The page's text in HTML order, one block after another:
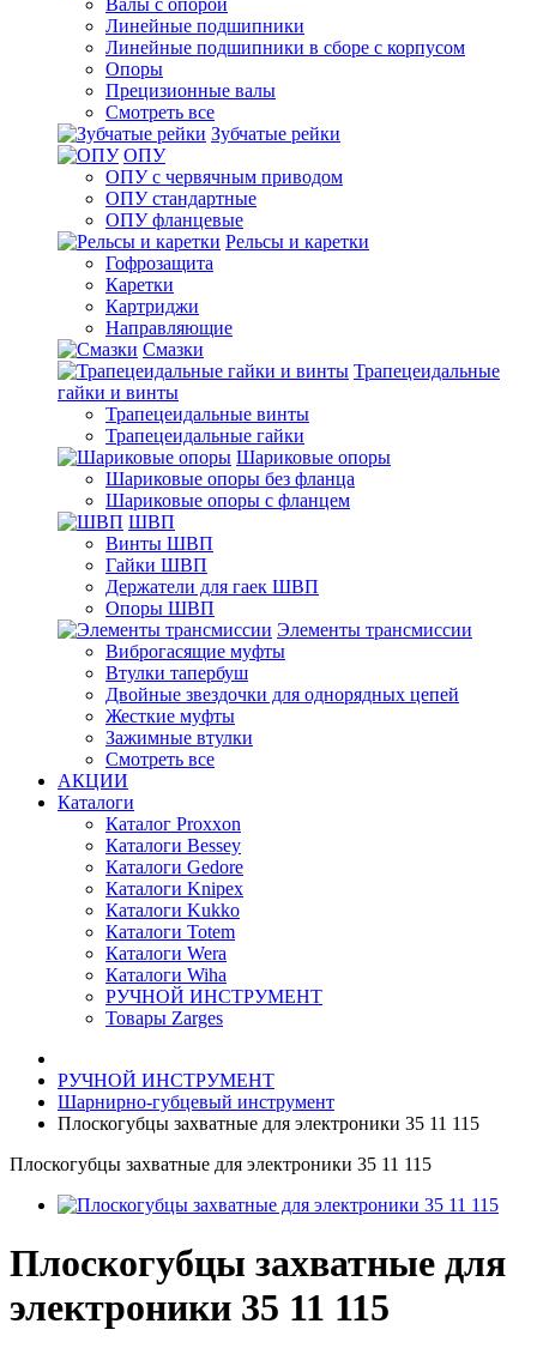
Валы с опорой
Линейные подшипники
Линейные подшипники в сборе с корпусом
Опоры
Прецизионные валы
Смотреть все
Зубчатые рейки
ОПУ
ОПУ с червячным приводом
ОПУ стандартные
ОПУ фланцевые
Рельсы и каретки
Гофрозащита
Каретки
Картриджи
Направляющие
Смазки
Трапецеидальные
гайки и винты
Трапецеидальные винты
Трапецеидальные гайки
Шариковые опоры
Шариковые опоры без фланца
Шариковые опоры с фланцем
ШВП
Винты ШВП
Гайки ШВП
Держатели для гаек ШВП
Опоры ШВП
Элементы трансмиссии
Виброгасящие муфты
Втулки тапербуш
Двойные звездочки для однорядных цепей
Жесткие муфты
Зажимные втулки
Смотреть все
АКЦИИ
Каталоги
Каталог Proxxon
Каталоги Bessey
Каталоги Gedore
Каталоги Knipex
Каталоги Kukko
Каталоги Totem
Каталоги Wera
Каталоги Wiha
РУЧНОЙ ИНСТРУМЕНТ
Товары Zarges
РУЧНОЙ ИНСТРУМЕНТ
Шарнирно-губцевый инструмент
Плоскогубцы захватные для электроники 35 11 115
Плоскогубцы захватные для электроники 35 11 115
Плоскогубцы захватные для
электроники 35 11 115